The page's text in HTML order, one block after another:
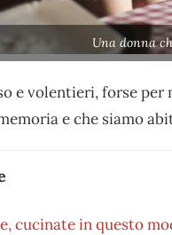
Una donna
e volentieri, forse per
e che siamo
cucinate in questo